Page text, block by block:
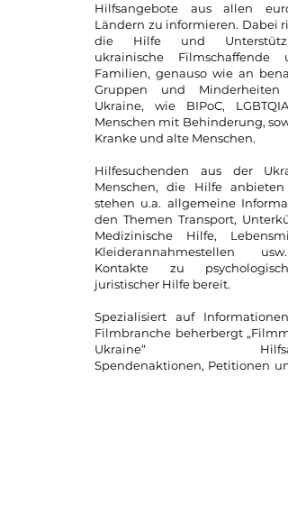
Hilfsangebote aus allen
Ländern zu informieren. Dabei
die Hilfe und
ukrainische Filmschaffende
Familien, genauso wie an
Gruppen und Minderheiten
Ukraine, wie BIPoC,
Menschen mit Behinderung,
Kranke und alte Menschen.
Hilfesuchenden aus der
Menschen, die Hilfe anbieten
stehen u.a. allgemeine
den Themen Transport,
Medizinische Hilfe,
Kleiderannahmestellen
Kontakte zu
juristischer Hilfe bereit.
Spezialisiert auf
Filmbranche beherbergt
Ukraine“
Spendenaktionen, Petitionen